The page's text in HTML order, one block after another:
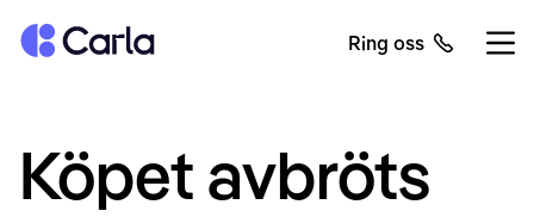
Tillbaka till startsidan Ring oss
Köpet avbröts